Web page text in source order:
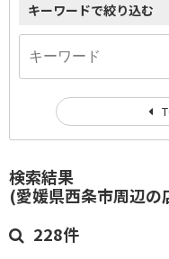
検索結果
(愛媛県西条市周辺の
228件
キーワードで絞り込む